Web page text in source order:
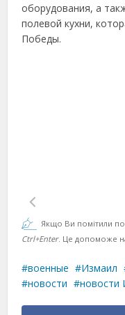
оборудования, а
полевой кухни,
Победы.
Якщо Ви помітили
Ctrl+Enter. Це допоможе
военные Измаил
новости
новости